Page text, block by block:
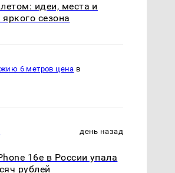
идеи, места и
сезона
6 метров цена в
день назад
16e в России упала
рублей